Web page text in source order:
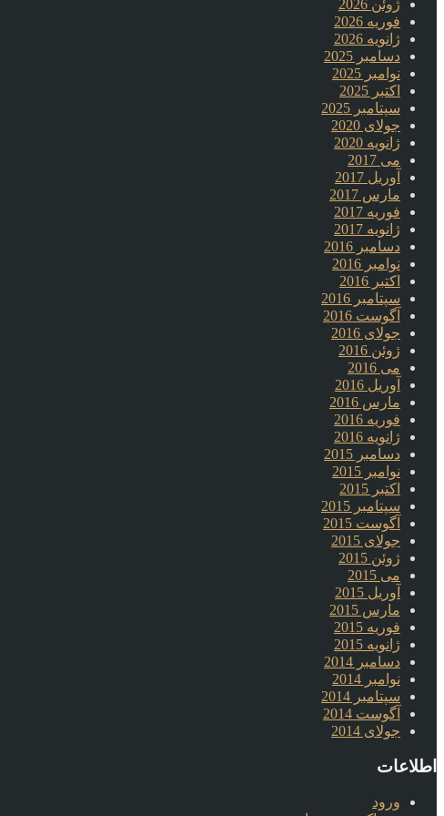
ژوئن 2026
فوریه 2026
ژانویه 2026
دسامبر 2025
نوامبر 2025
اکتبر 2025
سپتامبر 2025
جولای 2020
ژانویه 2020
می 2017
آوریل 2017
مارس 2017
فوریه 2017
ژانویه 2017
دسامبر 2016
نوامبر 2016
اکتبر 2016
سپتامبر 2016
آگوست 2016
جولای 2016
ژوئن 2016
می 2016
آوریل 2016
مارس 2016
فوریه 2016
ژانویه 2016
دسامبر 2015
نوامبر 2015
اکتبر 2015
سپتامبر 2015
آگوست 2015
جولای 2015
ژوئن 2015
می 2015
آوریل 2015
مارس 2015
فوریه 2015
ژانویه 2015
دسامبر 2014
نوامبر 2014
سپتامبر 2014
آگوست 2014
جولای 2014
اطلاعات
ورود